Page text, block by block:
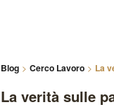
Blog Cerco Lavoro La
La verità sulle